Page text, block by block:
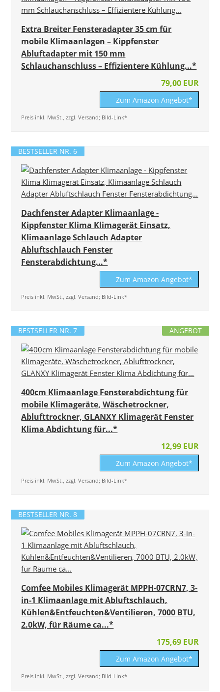
Extra Breiter Fensteradapter 35 cm für
mobile Klimaanlagen – Kippfenster
Abluftadapter mit 150 mm
Schlauchanschluss – Effizientere Kühlung...*
79,00 EUR
Zum Amazon Angebot*
Preis inkl. MwSt., zzgl. Versand; Bild-Link*
BESTSELLER NR. 6
Dachfenster Adapter Klimaanlage -
Kippfenster Klima Klimagerät Einsatz,
Klimaanlage Schlauch Adapter
Abluftschlauch Fenster
Fensterabdichtung...*
Zum Amazon Angebot*
Preis inkl. MwSt., zzgl. Versand; Bild-Link*
ANGEBOT
BESTSELLER NR. 7
400cm Klimaanlage Fensterabdichtung für
mobile Klimageräte, Wäschetrockner,
Ablufttrockner, GLANXY Klimagerät Fenster
Klima Abdichtung für...*
12,99 EUR
Zum Amazon Angebot*
Preis inkl. MwSt., zzgl. Versand; Bild-Link*
BESTSELLER NR. 8
Comfee Mobiles Klimagerät MPPH-07CRN7, 3-
in-1 Klimaanlage mit Abluftschlauch,
Kühlen&Entfeuchten&Ventilieren, 7000 BTU,
2.0kW, für Räume ca...*
175,69 EUR
Zum Amazon Angebot*
Preis inkl. MwSt., zzgl. Versand; Bild-Link*